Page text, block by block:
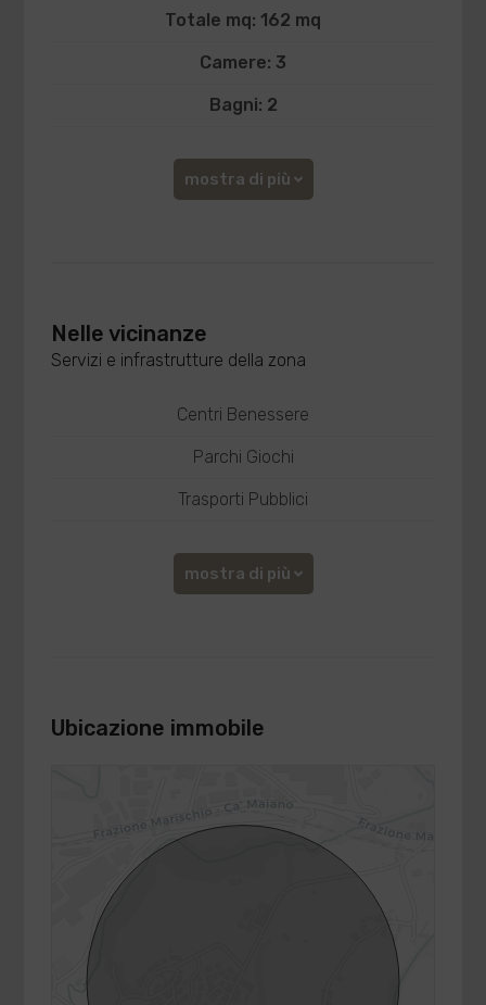
Totale mq: 162 mq
Camere: 3
Bagni: 2
mostra di più
Nelle vicinanze
Servizi e infrastrutture della zona
Centri Benessere
Parchi Giochi
Trasporti Pubblici
mostra di più
Ubicazione immobile